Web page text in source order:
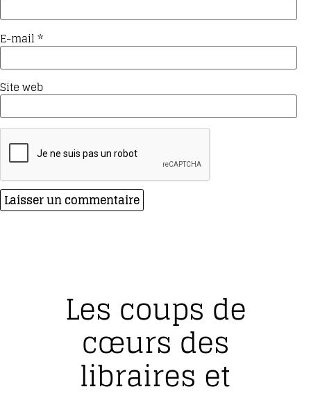
E-mail*
Site web
Les coups de
cœurs des
libraires et